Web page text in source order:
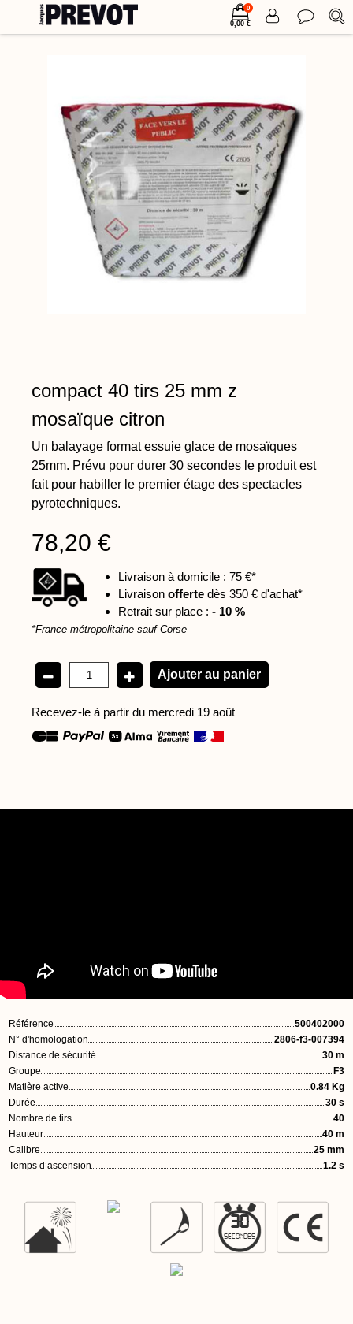
0
0,00 €
compact 40 tirs 25 mm z
mosaïque citron
Un balayage format essuie glace de mosaïques
25mm. Prévu pour durer 30 secondes le produit est
fait pour habiller le premier étage des spectacles
pyrotechniques.
78,20 €
Livraison à domicile : 75 €*
Livraison offerte dès 350 € d'achat*
Retrait sur place : - 10 %
*France métropolitaine sauf Corse
Recevez-le à partir du mercredi 19 août
Référence
500402000
N° d'homologation
2806-f3-007394
Distance de sécurité
30 m
Groupe
F3
Matière active
0.84 Kg
Durée
30 s
Nombre de tirs
40
Hauteur
40 m
Calibre
25 mm
Temps d’ascension
1.2 s
30
SECONDES